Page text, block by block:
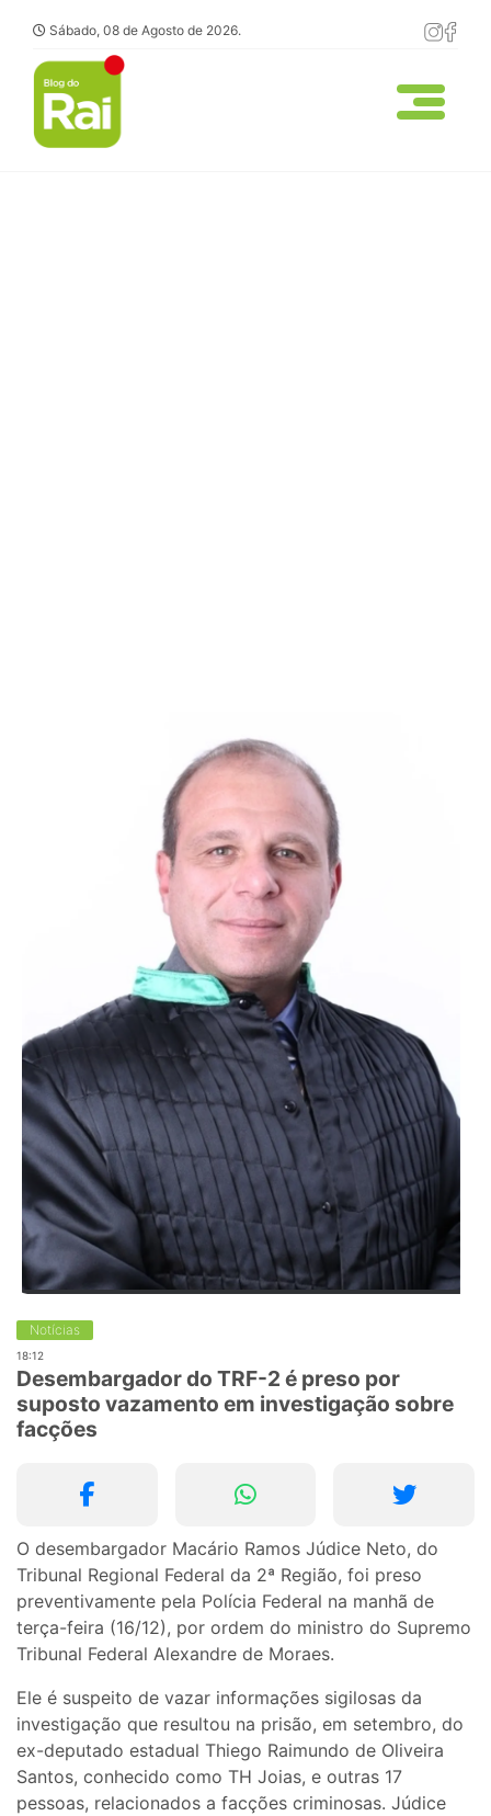
Sábado, 08 de Agosto de 2026.
Notícias
18:12
Desembargador do TRF-2 é preso por
suposto vazamento em investigação sobre
facções
O desembargador Macário Ramos Júdice Neto, do
Tribunal Regional Federal da 2ª Região, foi preso
preventivamente pela Polícia Federal na manhã de
terça-feira (16/12), por ordem do ministro do Supremo
Tribunal Federal Alexandre de Moraes.
Ele é suspeito de vazar informações sigilosas da
investigação que resultou na prisão, em setembro, do
ex-deputado estadual Thiego Raimundo de Oliveira
Santos, conhecido como TH Joias, e outras 17
pessoas, relacionados a facções criminosas. Júdice